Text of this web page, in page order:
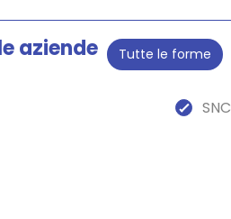
aziende Tutte le forme
SNC